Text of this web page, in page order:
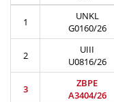
1
UNKL
G0160/26
2
UIII
U0816/26
3
ZBPE
A3404/26